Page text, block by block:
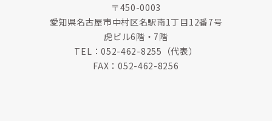
〒450-0003
愛知県名古屋市中村区名駅南1丁目12番7号
虎ビル6階・7階
TEL：052-462-8255 （代表）
FAX：052-462-8256